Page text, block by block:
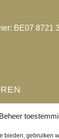
Beheer
bieden, gebruiken
BE07 8721
Gesloten